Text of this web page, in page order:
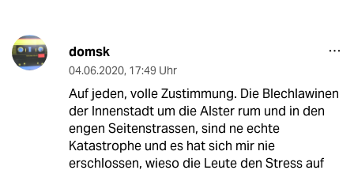
domsk
04.06.2020, 17:49 Uhr
Auf jeden, volle Zustimmung. Die Blechlawinen
der Innenstadt um die Alster rum und in den
engen Seitenstrassen, sind ne echte
Katastrophe und es hat sich mir nie
erschlossen, wieso die Leute den Stress auf